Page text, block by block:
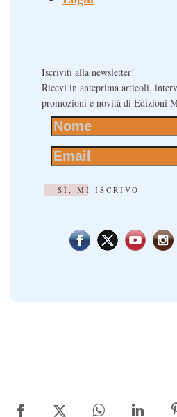
Iscriviti alla newsletter!
Ricevi in anteprima articoli,
promozioni e novità di Edizioni
SÌ, MI ISCRIVO